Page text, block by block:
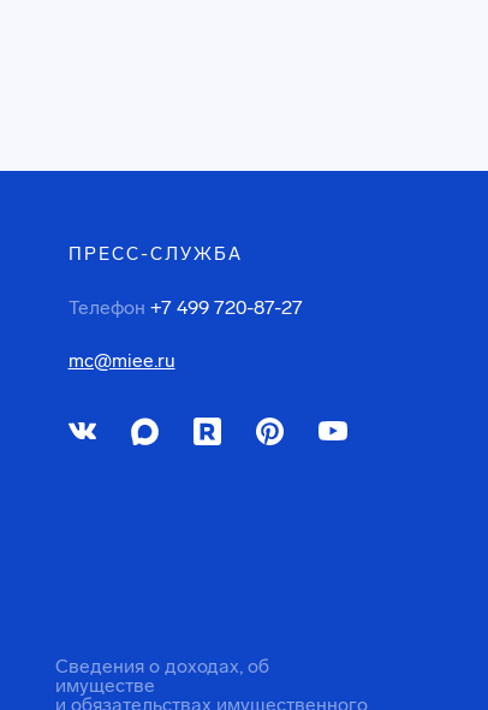
ПРЕСС-СЛУЖБА
Телефон +7 499 720-87-27
mc@miee.ru
Сведения о доходах, об
имуществе
и обязательствах имущественного